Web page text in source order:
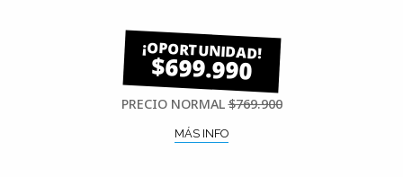
$699.990
PRECIO NORMAL$769.900
MÁS INFO